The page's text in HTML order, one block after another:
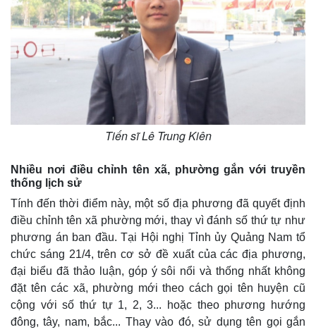
Doanh nghiệp
Doanh nghiệp 24h
Doanh nhân
Vì cộng đồng
Công nghệ
Tin Công nghệ
Trải nghiệm
Chuyển đổi số
Tiến sĩ Lê Trung Kiên
Nhiều nơi điều chỉnh tên xã, phường gắn với truyền
thống lịch sử
Tính đến thời điểm này, một số địa phương đã quyết định
điều chỉnh tên xã phường mới, thay vì đánh số thứ tự như
phương án ban đầu. Tại Hội nghị Tỉnh ủy Quảng Nam tổ
chức sáng 21/4, trên cơ sở đề xuất của các địa phương,
đại biểu đã thảo luận, góp ý sôi nổi và thống nhất không
đặt tên các xã, phường mới theo cách gọi tên huyện cũ
cộng với số thứ tự 1, 2, 3... hoặc theo phương hướng
đông, tây, nam, bắc... Thay vào đó, sử dụng tên gọi gắn